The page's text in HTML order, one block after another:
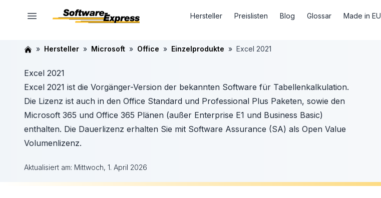
Hersteller Preislisten Blog Glossar Made in EU
Hersteller Microsoft Office Einzelprodukte Excel 2021
Excel 2021
Excel 2021 ist die Vorgänger-Version der bekannten Software für Tabellenkalkulation.
Die Lizenz ist auch in den Office Standard und Professional Plus Paketen, sowie den
Microsoft 365 und Office 365 Plänen (außer Enterprise E1 und Business Basic)
enthalten. Die Dauerlizenz erhalten Sie mit Software Assurance (SA) als Open Value
Volumenlizenz.
Aktualisiert am: Mittwoch, 1. April 2026